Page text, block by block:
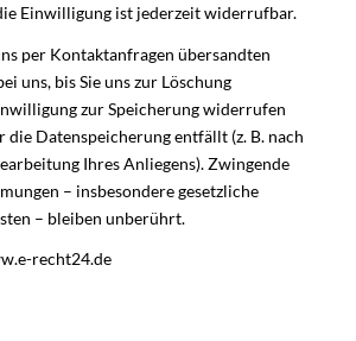
Einwilligung ist jederzeit widerrufbar.
per Kontaktanfragen übersandten
uns, bis Sie uns zur Löschung
zur Speicherung widerrufen
die Datenspeicherung entfällt (z. B. nach
Ihres Anliegens). Zwingende
– insbesondere gesetzliche
– bleiben unberührt.
recht24.de